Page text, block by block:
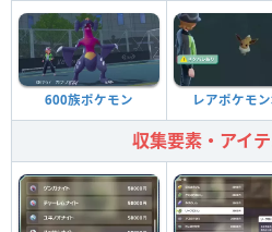
600族ポケモン レアポケモ
収集要素・アイ